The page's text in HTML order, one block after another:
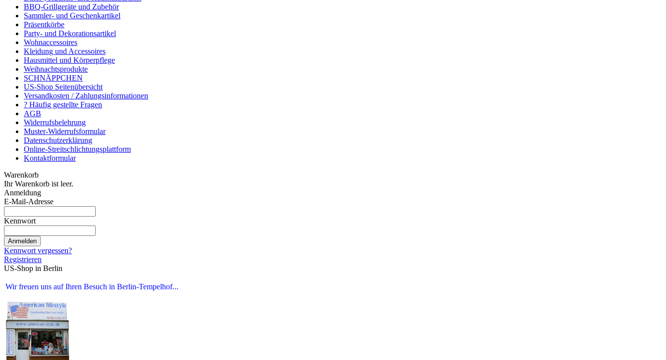
BBQ-Grillgeräte und Zubehör
Sammler- und Geschenkartikel
Präsentkörbe
Party- und Dekorationsartikel
Wohnaccessoires
Kleidung und Accessoires
Hausmittel und Körperpflege
Weihnachtsprodukte
SCHNÄPPCHEN
US-Shop Seitenübersicht
Versandkosten / Zahlungsinformationen
? Häufig gestellte Fragen
AGB
Widerrufsbelehrung
Muster-Widerrufsformular
Datenschutzerklärung
Online-Streitschlichtungsplattform
Kontaktformular
Warenkorb
Ihr Warenkorb ist leer.
Anmeldung
E-Mail-Adresse
Kennwort
Anmelden
Kennwort vergessen?
Registrieren
US-Shop in Berlin
Wir freuen uns auf Ihren Besuch in Berlin-Tempelhof...